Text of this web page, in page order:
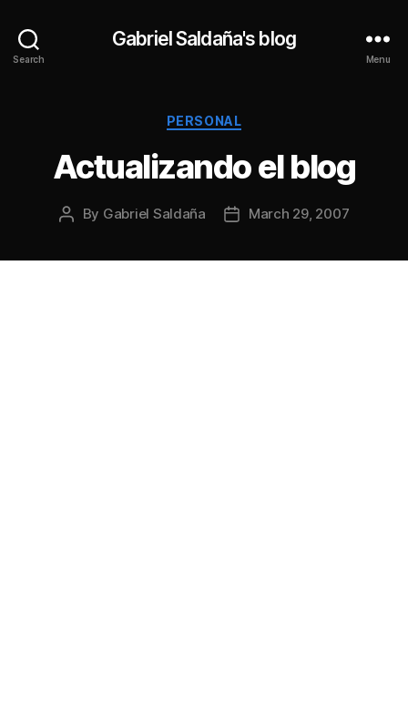
Search
Gabriel Saldaña's blog
Menu
Categories
PERSONAL
Actualizando el blog
Post
By Gabriel Saldaña
PostMarch 29, 2007